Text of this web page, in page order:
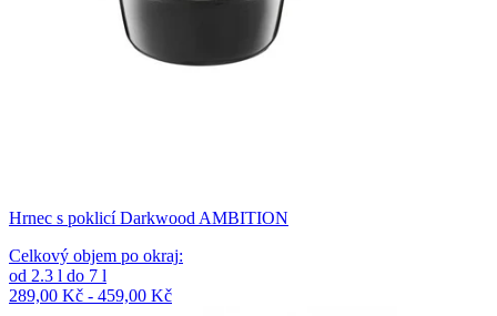
Hrnec s poklicí Darkwood AMBITION
Celkový objem po okraj:
od 2.3 l do 7 l
289,00 Kč - 459,00 Kč